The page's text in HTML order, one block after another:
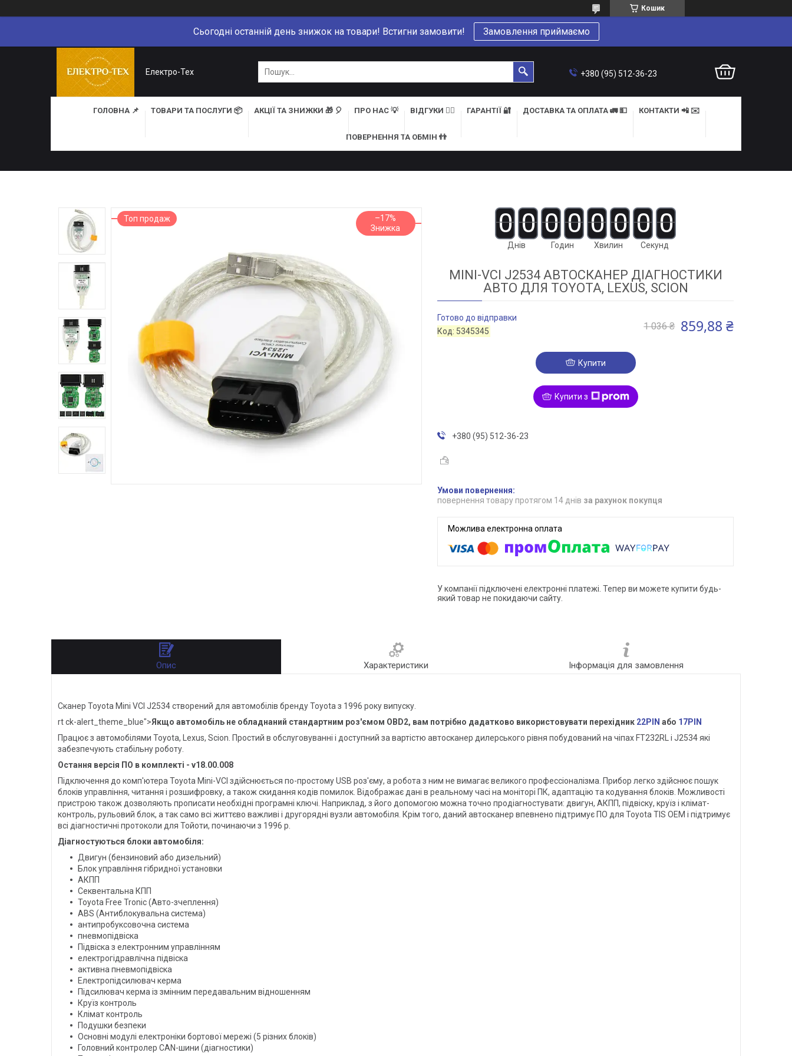
Кошик
Сьогодні останній день знижок на товари! Встигни замовити! Замовлення приймаємо
Електро-Тех +380 (95) 512-36-23
ГОЛОВНА 📌 ТОВАРИ ТА ПОСЛУГИ 📦 АКЦІЇ ТА ЗНИЖКИ 🎁 🎈 ПРО НАС 💡 ВІДГУКИ 👍🏻 ГАРАНТІЇ 🔐 ДОСТАВКА ТА ОПЛАТА 🚛 💵 КОНТАКТИ 📲 ✉️
ПОВЕРНЕННЯ ТА ОБМІН 👬
Топ продаж –17% 0 0
Днів
0 0
Годин
0 0
Хвилин
0 0
Секунд
MINI-VCI J2534 АВТОСКАНЕР ДІАГНОСТИКИ
АВТО ДЛЯ TOYOTA, LEXUS, SCION
Готово до відправки
Код: 5345345 1 036 ₴ 859,88 ₴
Купити
Купити з
+380 (95) 512-36-23
повернення товару протягом 14 днів за рахунок покупця
У компанії підключені електронні платежі. Тепер ви можете купити будь-
який товар не покидаючи сайту.
Опис Характеристики Інформація для замовлення
Сканер Toyota Mini VCI J2534 створений для автомобілів бренду Toyota з 1996 року випуску.
rt ck-alert_theme_blue">Якщо автомобіль не обладнаний стандартним роз'ємом OBD2, вам потрібно дадатково використовувати перехідник 22PIN або 17PIN
Працює з автомобілями Toyota, Lexus, Scion. Простий в обслуговуванні і доступний за вартістю автосканер дилерського рівня побудований на чіпах FT232RL і J2534 які
забезпечують стабільну роботу.
Остання версія ПО в комплекті - v18.00.008
Підключення до комп'ютера Toyota Mini-VCI здійснюється по-простому USB роз'єму, а робота з ним не вимагає великого профессіоналізма. Прибор легко здійснює пошук
блоків управління, читання і розшифровку, а також скидання кодів помилок. Відображає дані в реальному часі на моніторі ПК, адаптацію та кодування блоків. Можливості
пристрою також дозволяють прописати необхідні програмні ключі. Наприклад, з його допомогою можна точно продіагностувати: двигун, АКПП, підвіску, круїз і клімат-
контроль, рульовий блок, а так само всі життєво важливі і другорядні вузли автомобіля. Крім того, даний автосканер впевнено підтримує ПО для Toyota TIS OEM і підтримує
всі діагностичні протоколи для Тойоти, починаючи з 1996 р.
Діагностуються блоки автомобіля:
Двигун (бензиновий або дизельний)
Блок управління гібридної установки
АКПП
Секвентальна КПП
Toyota Free Tronic (Авто-зчеплення)
ABS (Антиблокувальна система)
антипробуксовочна система
пневмопідвіска
Підвіска з електронним управлінням
електрогідравлічна підвіска
активна пневмопідвіска
Електропідсилювач керма
Підсилювач керма із змінним передавальним відношенням
Круїз контроль
Клімат контроль
Подушки безпеки
Основні модулі електроніки бортової мережі (5 різних блоків)
Головний контролер CAN-шини (діагностики)